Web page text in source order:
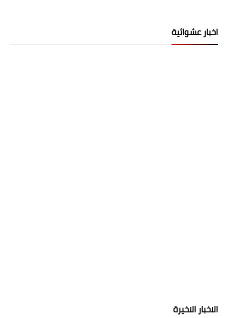
اخبار عشوائية
الاخبار الاخيرة